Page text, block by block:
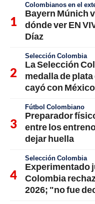
Colombianos en el
Bayern Múnich
dónde ver EN
Díaz
Selección Colombia
La Selección
medalla de
cayó con México
Fútbol Colombiano
Preparador
entre los
dejar huella
Selección Colombia
Experimentado
Colombia
2026; "no fue